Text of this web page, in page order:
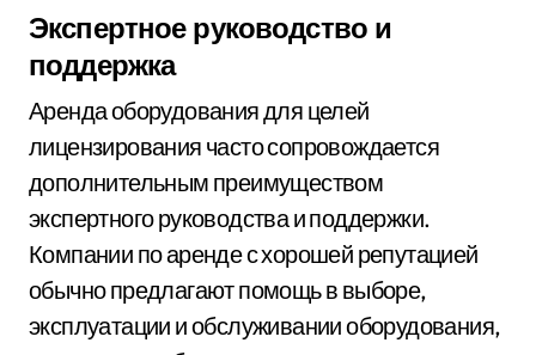
Экспертное руководство и
поддержка
Аренда оборудования для целей
лицензирования часто сопровождается
дополнительным преимуществом
экспертного руководства и поддержки.
Компании по аренде с хорошей репутацией
обычно предлагают помощь в выборе,
эксплуатации и обслуживании оборудования,